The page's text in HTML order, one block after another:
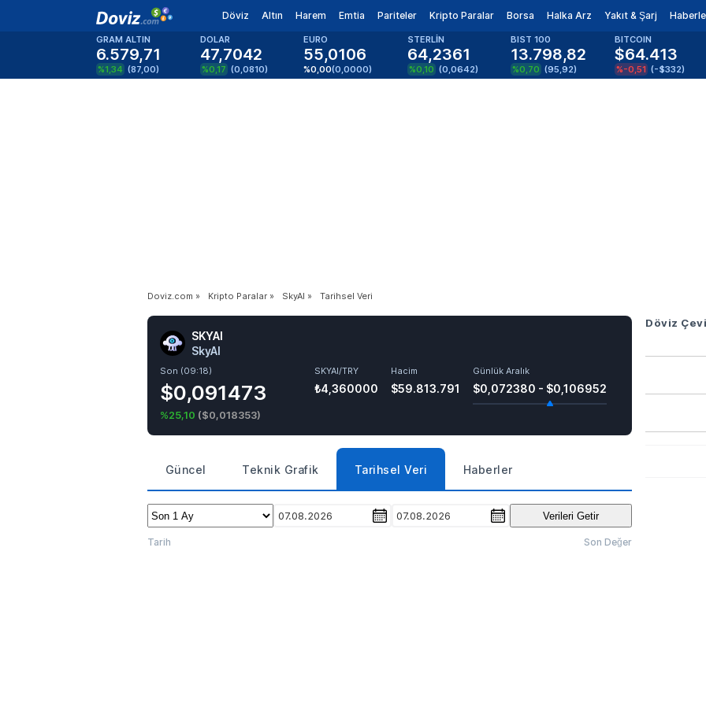
Döviz Altın Harem Emtia Pariteler Kripto Paralar Borsa Halka Arz Yakıt & Şarj
GRAM ALTIN
6.579,71
%1,34 (87,00)
DOLAR
47,7042
%0,17 (0,0810)
EURO
55,0106
%0,00(0,0000)
STERLİN
64,2361
%0,10 (0,0642)
BIST 100
13.798,82
%0,70 (95,92)
BITCOIN
$64.413
%-0,51 (-$332)
Doviz.com » Kripto Paralar » SkyAI » Tarihsel Veri
SKYAI
SkyAI
Son (09:18)
$0,091473
%25,10 ($0,018353)
SKYAI/TRY
₺4,360000
Hacim
$59.813.791
Günlük Aralık
$0,072380 - $0,106952
Güncel Teknik Grafik Tarihsel Veri Haberler
07.08.2026 07.08.2026 Verileri Getir
Tarih Son Değer
Döviz